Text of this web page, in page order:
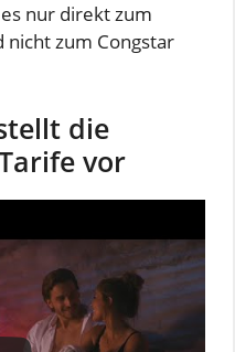
nur direkt zum
nicht zum Congstar
die
vor